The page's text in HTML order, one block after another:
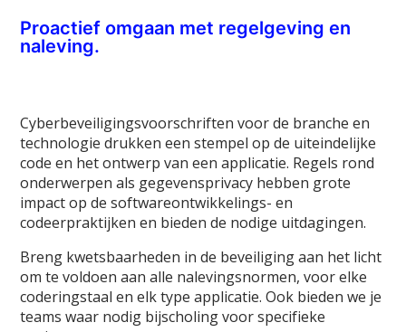
Proactief omgaan met regelgeving en
naleving.
Cyberbeveiligingsvoorschriften voor de branche en
technologie drukken een stempel op de uiteindelijke
code en het ontwerp van een applicatie. Regels rond
onderwerpen als gegevensprivacy hebben grote
impact op de softwareontwikkelings- en
codeerpraktijken en bieden de nodige uitdagingen.
Breng kwetsbaarheden in de beveiliging aan het licht
om te voldoen aan alle nalevingsnormen, voor elke
coderingstaal en elk type applicatie. Ook bieden we je
teams waar nodig bijscholing voor specifieke